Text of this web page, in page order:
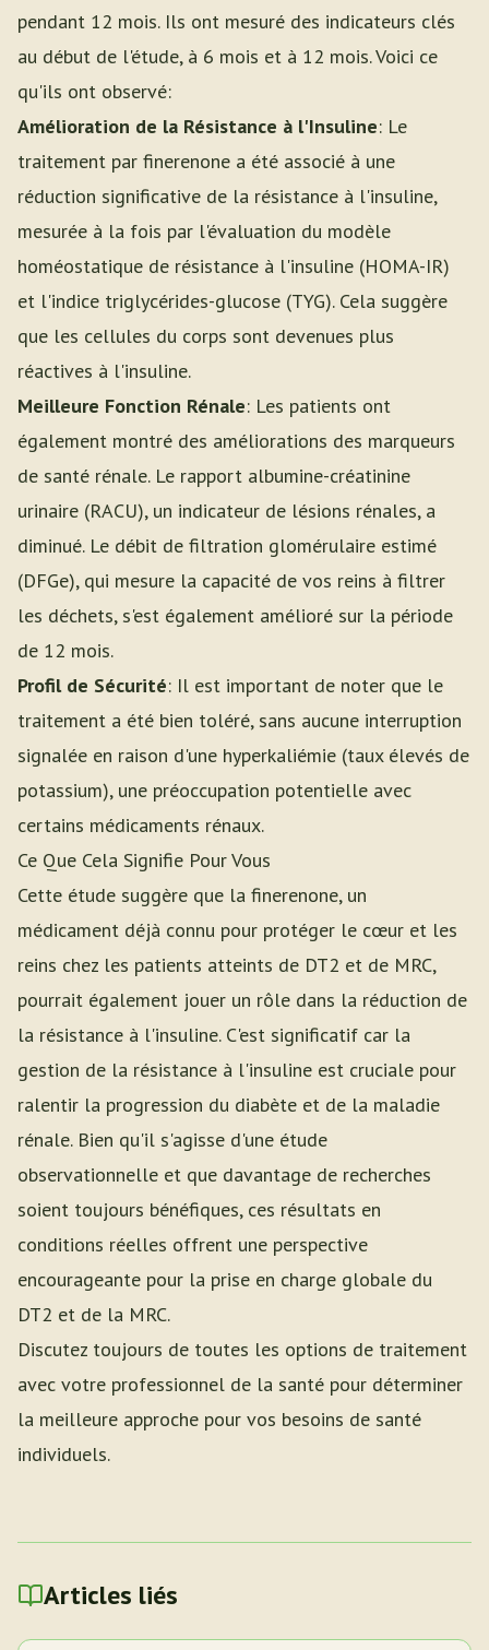
pendant 12 mois. Ils ont mesuré des indicateurs clés
au début de l'étude, à 6 mois et à 12 mois. Voici ce
qu'ils ont observé:
Amélioration de la Résistance à l'Insuline: Le
traitement par finerenone a été associé à une
réduction significative de la résistance à l'insuline,
mesurée à la fois par l'évaluation du modèle
homéostatique de résistance à l'insuline (HOMA-IR)
et l'indice triglycérides-glucose (TYG). Cela suggère
que les cellules du corps sont devenues plus
réactives à l'insuline.
Meilleure Fonction Rénale: Les patients ont
également montré des améliorations des marqueurs
de santé rénale. Le rapport albumine-créatinine
urinaire (RACU), un indicateur de lésions rénales, a
diminué. Le débit de filtration glomérulaire estimé
(DFGe), qui mesure la capacité de vos reins à filtrer
les déchets, s'est également amélioré sur la période
de 12 mois.
Profil de Sécurité: Il est important de noter que le
traitement a été bien toléré, sans aucune interruption
signalée en raison d'une hyperkaliémie (taux élevés de
potassium), une préoccupation potentielle avec
certains médicaments rénaux.
Ce Que Cela Signifie Pour Vous
Cette étude suggère que la finerenone, un
médicament déjà connu pour protéger le cœur et les
reins chez les patients atteints de DT2 et de MRC,
pourrait également jouer un rôle dans la réduction de
la résistance à l'insuline. C'est significatif car la
gestion de la résistance à l'insuline est cruciale pour
ralentir la progression du diabète et de la maladie
rénale. Bien qu'il s'agisse d'une étude
observationnelle et que davantage de recherches
soient toujours bénéfiques, ces résultats en
conditions réelles offrent une perspective
encourageante pour la prise en charge globale du
DT2 et de la MRC.
Discutez toujours de toutes les options de traitement
avec votre professionnel de la santé pour déterminer
la meilleure approche pour vos besoins de santé
individuels.
Articles liés